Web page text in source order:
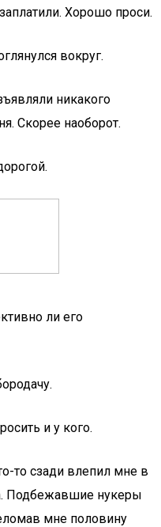
Хорошо проси.
вокруг.
никакого
Скорее наоборот.
ли его
и у кого.
то сзади влепил мне в
Подбежавшие нукеры
мне половину